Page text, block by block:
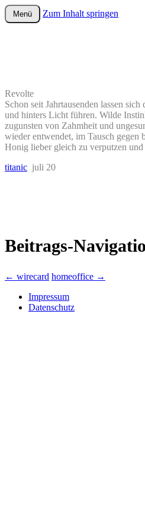
wurster-cartoon-
Menü Zum Inhalt springen
Revolte
Schon seit Jahrtausenden lassen
und hinters Licht führen. Wilde
zugunsten von Zahmheit und
wieder entwendet, im Tausch gegen
Honig lieber gleich zu verputzen
titanic juli 20
Beitrags-
← wirecard homeoffice →
Impressum
Datenschutz